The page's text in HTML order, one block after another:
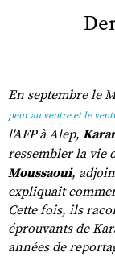
En septembre le
peur au ventre et le
l'AFP à Alep,
ressembler la vie
Moussaoui,
expliquait
Cette fois, ils
éprouvants de
années de